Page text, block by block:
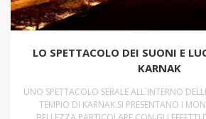
LO SPETTACOLO DEI SUONI E
KARNAK
UNO SPETTACOLO SERALE ALL`INTERNO
TEMPIO DI KARNAK.SI PRESENTANO I